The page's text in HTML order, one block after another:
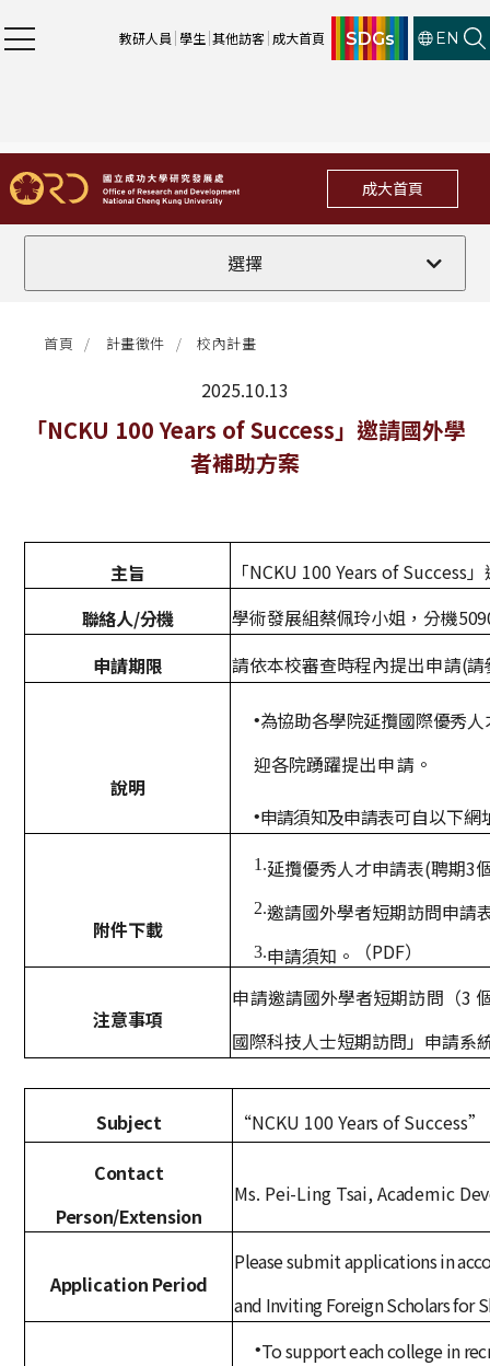
教研人員 學生 其他訪客 成大首頁 SDGs EN
成大首頁
選擇
全部
法規修訂
補助獎項
活動訊息
學術榮譽
其他
活動花絮
首頁 計畫徵件 校內計畫
2025.10.13
最新消息
「NCKU 100 Years of Success」邀請國外學
者補助方案
主旨 「NCKU 100Years ofSuccess
聯絡人/分機
學術發展組蔡佩玲小姐，分機
申請期限
請依本校審查時程內提出申請(請
說明
•為協助各學院延攬國際優秀
迎各院踴躍提出申請 。
•申請須知及申請表可自以下網
附件下載
1.延攬優秀人才申請表(聘期3
2.邀請國外學者短期訪問申請
3.申請須知。 （PDF）
注意事項
申請邀請國外學者短期訪問（3
國際科技人士短期訪問」申請系
Subject
“NCKU 100 Years of
Contact
Person/Extension
Ms. Pei-Ling Tsai, Academic
Application Period
Please submit applications in
and Inviting Foreign Scholars for
•To support each college in